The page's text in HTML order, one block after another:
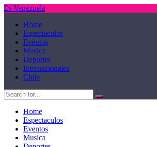
Es Venezuela
Home
Espectaculos
Eventos
Musica
Deportes
Internacionales
Chile
Home
Espectaculos
Eventos
Musica